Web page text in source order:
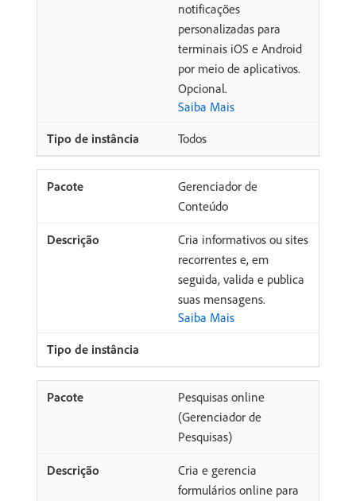
notificações
personalizadas para
terminais iOS e Android
por meio de aplicativos.
Opcional.
Saiba Mais
Todos
Gerenciador de
Conteúdo
Cria informativos ou sites
recorrentes e, em
seguida, valida e publica
suas mensagens.
Saiba Mais
Pesquisas online
(Gerenciador de
Pesquisas)
Cria e gerencia
formulários online para